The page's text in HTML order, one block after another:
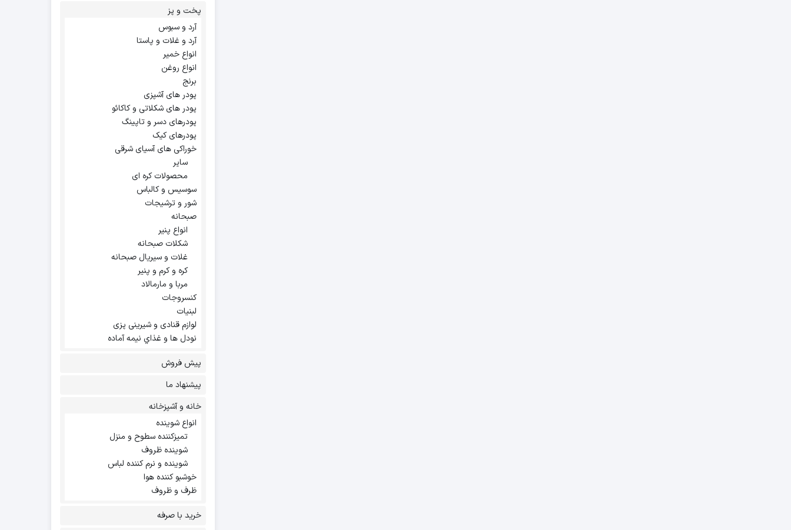
پخت و پز
آرد و سبوس
آرد و غلات و پاستا
انواع خمیر
انواع روغن
برنج
پودر های آشپزی
پودر های شکلاتی و کاکائو
پودرهای دسر و تاپینگ
پودرهای کیک
خوراکی های آسیای شرقی
سایر
محصولات کره ای
سوسیس و کالباس
شور و ترشیجات
صبحانه
انواع پنیر
شکلات صبحانه
غلات و سیریال صبحانه
کره و کرم و پنیر
مربا و مارمالاد
کنسروجات
لبنیات
لوازم قنادی و شیرینی پزی
نودل ها و غذاي نيمه آماده
پیش فروش
پیشنهاد ما
خانه و آشپزخانه
انواع شوینده
تمیزکننده سطوح و منزل
شوینده ظروف
شوینده و نرم کننده لباس
خوشبو کننده هوا
ظرف و ظروف
خرید با صرفه